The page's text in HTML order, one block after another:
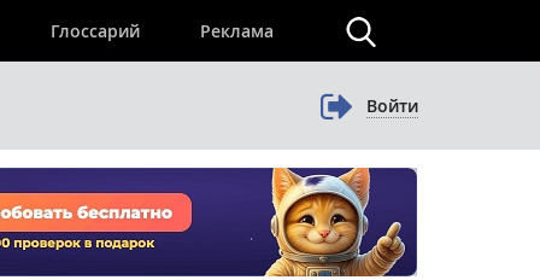
Глоссарий Реклама
Войти